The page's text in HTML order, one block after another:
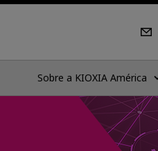
Sobre a KIOXIA América